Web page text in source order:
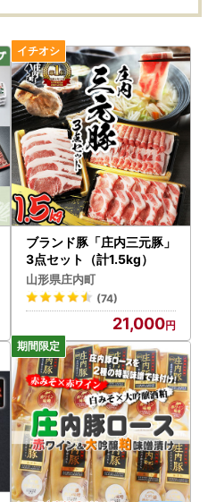
おりますが、年末に近づくと郵
います。
で、ワンストップ特例をご希
をご準備いただき、本人確認書
顔写真付き身元確認書類等）を
10日必着で送付ください。
てご提出後、庄内町からも申請
再度ご提出いただく必要はござ
ください。）
認書類の不備等で受付ができな
分につきましては、他の寄附者
で、受付できません。
ようお願いいたします。
ン申請が可能です。
ム）」の利用が可能です。
」はご利用いただけません。あ
付された時点で、受付完了のメ
分につきましては、休業明けか
受付が完了しましたら、受付完
ブランド豚「庄内三元豚」
3点セット（計1.5kg）
山形県庄内町
(74)
21,000